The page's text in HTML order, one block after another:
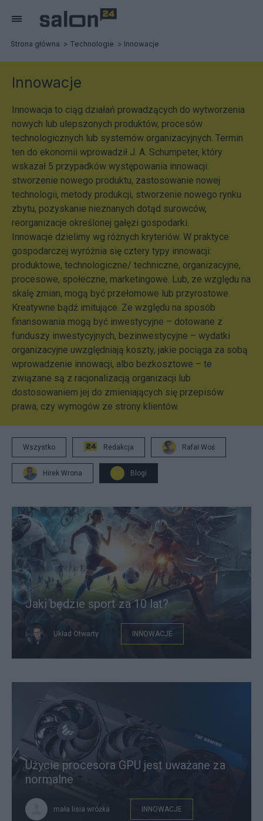
Strona główna Technologie Innowacje
Innowacje
Innowacja to ciąg działań prowadzących do wytworzenia
nowych lub ulepszonych produktów, procesów
technologicznych lub systemów organizacyjnych. Termin
ten do ekonomii wprowadził J. A. Schumpeter, który
wskazał 5 przypadków występowania innowacji:
stworzenie nowego produktu, zastosowanie nowej
technologii, metody produkcji, stworzenie nowego rynku
zbytu, pozyskanie nieznanych dotąd surowców,
reorganizacje określonej gałęzi gospodarki.
Innowacje dzielimy wg różnych kryteriów. W praktyce
gospodarczej wyróżnia się cztery typy innowacji:
produktowe, technologiczne/ techniczne, organizacyjne,
procesowe, społeczne, marketingowe. Lub, ze względu na
skalę zmian, mogą być przełomowe lub przyrostowe.
Kreatywne bądź imitujące. Ze względu na sposób
finansowania mogą być inwestycyjne – dotowane z
funduszy inwestycyjnych, bezinwestycyjne – wydatki
organizacyjne uwzględniają koszty, jakie pociąga za sobą
wprowadzenie innowacji, albo bezkosztowe – te
związane są z racjonalizacją organizacji lub
dostosowaniem jej do zmieniających się przepisów
prawa, czy wymogów ze strony klientów.
Wszystko Redakcja Rafał Woś
Hirek Wrona Blogi
Jaki będzie sport za 10 lat?
Układ Otwarty INNOWACJE
Użycie procesora GPU jest uważane za
normalne
mała lisia wróżka INNOWACJE